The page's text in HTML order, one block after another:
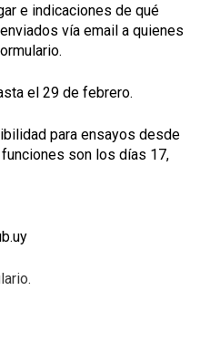
e indicaciones de qué
vía email a quienes
el 29 de febrero.
para ensayos desde
son los días 17,